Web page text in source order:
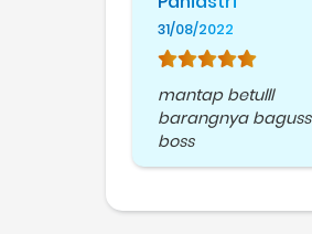
31/08/2022
mantap betulll
barangnya baguss
boss